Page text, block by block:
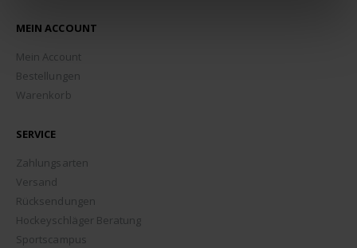
MEIN ACCOUNT
Mein Account
Bestellungen
Warenkorb
SERVICE
Zahlungsarten
Versand
Rücksendungen
Hockeyschläger Beratung
Sportscampus